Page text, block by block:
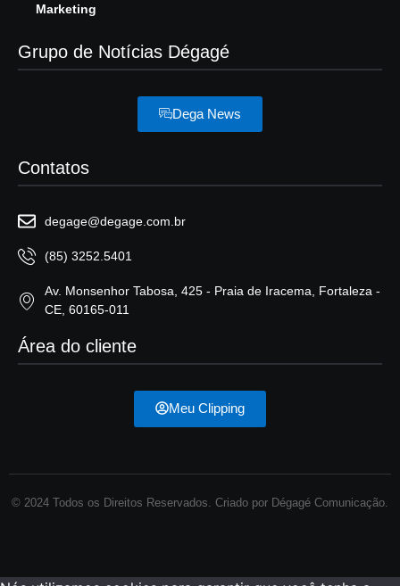
Marketing
Grupo de Notícias Dégagé
Dega News
Contatos
degage@degage.com.br
(85) 3252.5401
Av. Monsenhor Tabosa, 425 - Praia de Iracema, Fortaleza -
CE, 60165-011
Área do cliente
Meu Clipping
© 2024 Todos os Direitos Reservados. Criado por Dégagé Comunicação.